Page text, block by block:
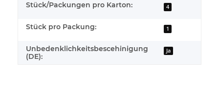
Stück/Packungen pro Karton: 4
Stück pro Packung: 1
Unbedenklichkeitsbescehinigung
(DE):
Ja